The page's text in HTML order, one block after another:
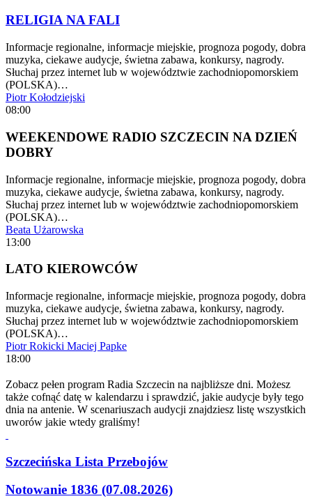
RELIGIA NA FALI
Informacje regionalne, informacje miejskie, prognoza pogody, dobra
muzyka, ciekawe audycje, świetna zabawa, konkursy, nagrody.
Słuchaj przez internet lub w województwie zachodniopomorskiem
(POLSKA)…
Piotr Kołodziejski
08:00
WEEKENDOWE RADIO SZCZECIN NA DZIEŃ
DOBRY
Informacje regionalne, informacje miejskie, prognoza pogody, dobra
muzyka, ciekawe audycje, świetna zabawa, konkursy, nagrody.
Słuchaj przez internet lub w województwie zachodniopomorskiem
(POLSKA)…
Beata Użarowska
13:00
LATO KIEROWCÓW
Informacje regionalne, informacje miejskie, prognoza pogody, dobra
muzyka, ciekawe audycje, świetna zabawa, konkursy, nagrody.
Słuchaj przez internet lub w województwie zachodniopomorskiem
(POLSKA)…
Piotr Rokicki Maciej Papke
18:00
Zobacz pełen program Radia Szczecin na najbliższe dni. Możesz
także cofnąć datę w kalendarzu i sprawdzić, jakie audycje były tego
dnia na antenie. W scenariuszach audycji znajdziesz listę wszystkich
uworów jakie wtedy graliśmy!
Szczecińska Lista Przebojów
Notowanie 1836 (07.08.2026)